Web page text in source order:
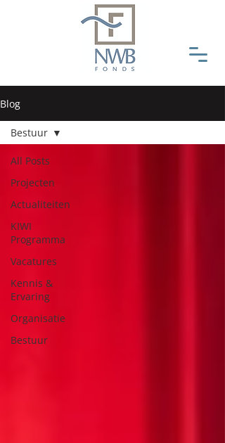
Blog
All Posts
Projecten
Actualiteiten
KIWI
Programma
Vacatures
Kennis &
Ervaring
Organisatie
Bestuur
Bestuur